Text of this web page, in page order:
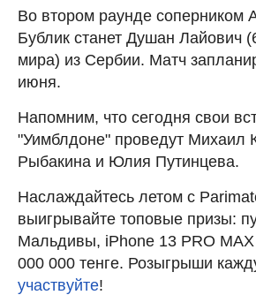
Во втором раунде соперником
Бублик станет Душан Лайович
мира) из Сербии. Матч
июня.
Напомним, что сегодня свои
"Уимблдоне" проведут Михаил
Рыбакина и Юлия Путинцева.
Наслаждайтесь летом с
выигрывайте топовые призы:
Мальдивы, iPhone 13 PRO
000 000 тенге. Розыгрыши
участвуйте!